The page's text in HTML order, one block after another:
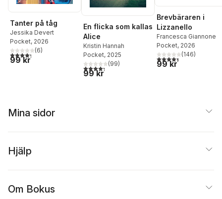
Tanter på tåg
Jessika Devert
Pocket, 2026
4,3utav 5 stjärnor. Totalt antal röster:
(6)
99 kr
En flicka som kallas
Alice
Kristin Hannah
Pocket, 2025
4,3utav 5 stjärnor. Totalt antal röster:
(99)
99 kr
Brevbäraren i
Lizzanello
Francesca Giannone
Pocket, 2026
4,4utav 5 stjärnor.
(146)
99 kr
Mina sidor
Hjälp
Om Bokus